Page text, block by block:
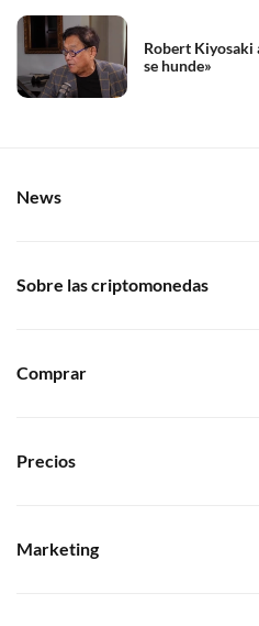
Robert Kiyosaki
se hunde»
News
Sobre las criptomonedas
Comprar
Precios
Marketing